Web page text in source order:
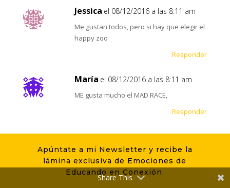
Apúntate a mi Newsletter y recibe la
lámina exclusiva de Emociones de
Educando en Conexión.
Jessica el 08/12/2016 a las 8:11 am
Me gustan todos, pero si hay que elegir el
happy zoo
Responder
María el 08/12/2016 a las 8:11 am
ME gusta mucho el MAD RACE,
Responder
La verdad que me encanta el happy zoo!!!
muchas gracias por el sorteo!!
Share This